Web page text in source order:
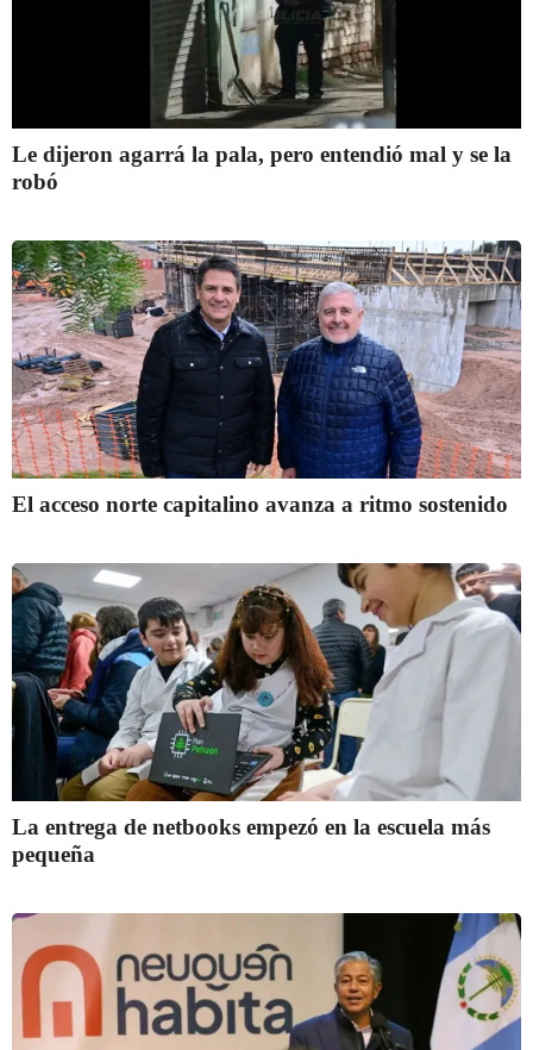
Le dijeron agarrá la pala, pero entendió mal y se la
robó
El acceso norte capitalino avanza a ritmo sostenido
La entrega de netbooks empezó en la escuela más
pequeña